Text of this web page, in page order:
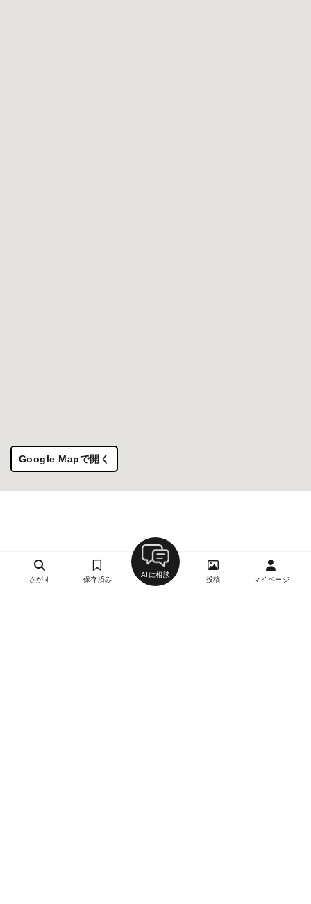
Google Mapで開く
さがす 保存済み
AIに相談
投稿 マイページ